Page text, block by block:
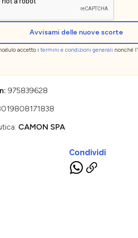
Avvisami delle nuove scorte
accetto i termini e condizioni generali nonché l'
975839628
CAMON SPA
Condividi